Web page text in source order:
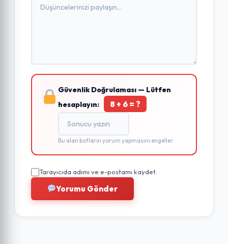
Güvenlik Doğrulaması — Lütfen
hesaplayın:
8 + 6 = ?
Bu alan botların yorum yapmasını engeller.
Tarayıcıda adımı ve e-postamı kaydet.
Yorumu Gönder